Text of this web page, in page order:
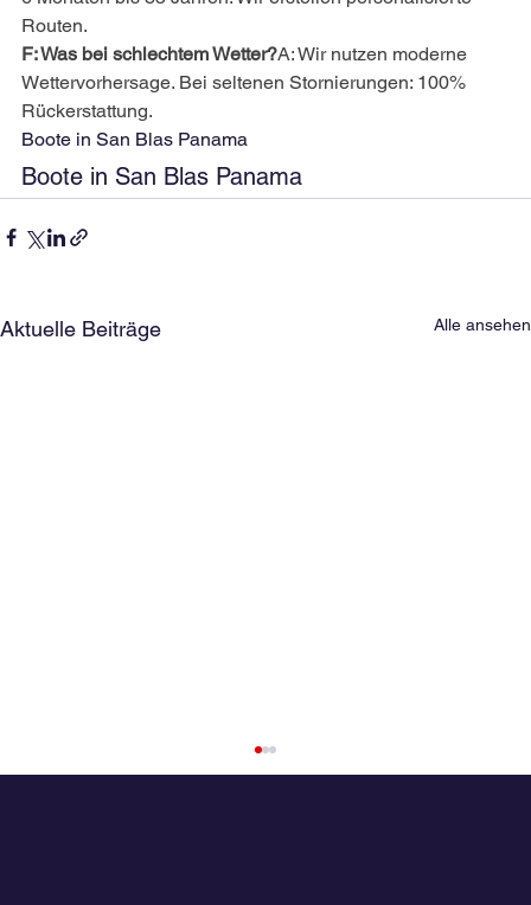
Routen.
F: Was bei schlechtem Wetter?A: Wir nutzen moderne
Wettervorhersage. Bei seltenen Stornierungen: 100%
Rückerstattung.
Boote in San Blas Panama
Boote in San Blas Panama
Aktuelle Beiträge Alle ansehen